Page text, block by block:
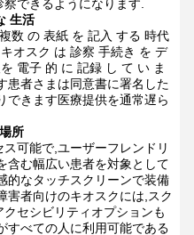
できるようになります.
生活
数 の 表紙 を 記入 する 時代
オスク は 診察 手続き を デ
電子 的 に 記録 し て い ま
患者さまは同意書に署名した
できます医療提供を通常遅ら
所
可能で,ユーザーフレンドリ
含む幅広い患者を対象として
的なタッチスクリーンで装備
害者向けのキオスクには,スク
セシビリティオプションも
すべての人に利用可能である